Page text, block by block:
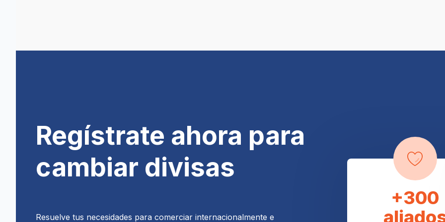
Regístrate ahora para
cambiar divisas
Resuelve tus necesidades para comerciar internacionalmente e
+300